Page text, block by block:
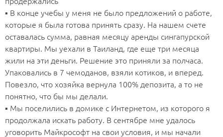
▪️ В конце учебы у меня не было предложений о работе,
которые я была готова принять сразу. На нашем счете
оставалась сумма, равная месяцу аренды сингапурской
квартиры. Мы уехали в Таиланд, где еще три месяца
жили на эти деньги. Решение это приняли за полчаса.
Упаковались в 7 чемоданов, взяли котиков, и вперед.
Повезло, что хозяйка вернула 100% депозита, а то не
понятно, что бы мы делали.
▪️ Мы поселились в домике c Интернетом, из которого я
продолжала искать работу. В сентябре мне удалось
уговорить Майкрософт на свои условия, и мы начали